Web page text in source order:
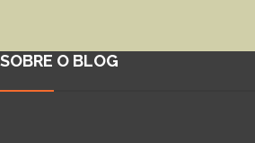
SOBRE O BLOG